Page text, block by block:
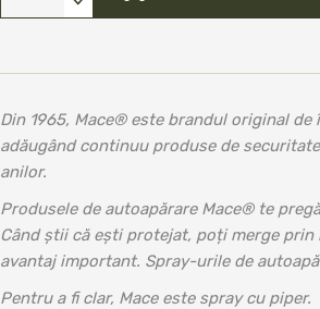
Din 1965, Mace® este brandul original
adăugând continuu produse de
anilor.
Produsele de autoapărare Mace® te
Când știi că ești protejat, poți merge
avantaj important. Spray-urile de
Pentru a fi clar, Mace este spray cu piper.